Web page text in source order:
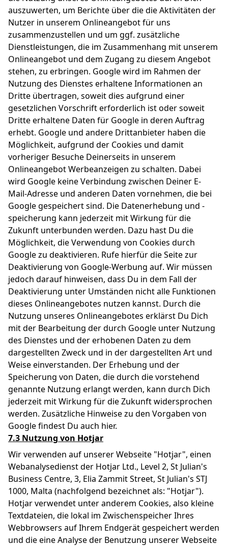
auszuwerten, um Berichte über die die Aktivitäten der
Nutzer in unserem Onlineangebot für uns
zusammenzustellen und um ggf. zusätzliche
Dienstleistungen, die im Zusammenhang mit unserem
Onlineangebot und dem Zugang zu diesem Angebot
stehen, zu erbringen. Google wird im Rahmen der
Nutzung des Dienstes erhaltene Informationen an
Dritte übertragen, soweit dies aufgrund einer
gesetzlichen Vorschrift erforderlich ist oder soweit
Dritte erhaltene Daten für Google in deren Auftrag
erhebt. Google und andere Drittanbieter haben die
Möglichkeit, aufgrund der Cookies und damit
vorheriger Besuche Deinerseits in unserem
Onlineangebot Werbeanzeigen zu schalten. Dabei
wird Google keine Verbindung zwischen Deiner E-
Mail-Adresse und anderen Daten vornehmen, die bei
Google gespeichert sind. Die Datenerhebung und -
speicherung kann jederzeit mit Wirkung für die
Zukunft unterbunden werden. Dazu hast Du die
Möglichkeit, die Verwendung von Cookies durch
Google zu deaktivieren. Rufe hierfür die Seite zur
Deaktivierung von Google-Werbung auf. Wir müssen
jedoch darauf hinweisen, dass Du in dem Fall der
Deaktivierung unter Umständen nicht alle Funktionen
dieses Onlineangebotes nutzen kannst. Durch die
Nutzung unseres Onlineangebotes erklärst Du Dich
mit der Bearbeitung der durch Google unter Nutzung
des Dienstes und der erhobenen Daten zu dem
dargestellten Zweck und in der dargestellten Art und
Weise einverstanden. Der Erhebung und der
Speicherung von Daten, die durch die vorstehend
genannte Nutzung erlangt werden, kann durch Dich
jederzeit mit Wirkung für die Zukunft widersprochen
werden. Zusätzliche Hinweise zu den Vorgaben von
Google findest Du auch hier.
7.3 Nutzung von Hotjar
Wir verwenden auf unserer Webseite "Hotjar", einen
Webanalysedienst der Hotjar Ltd., Level 2, St Julian's
Business Centre, 3, Elia Zammit Street, St Julian's STJ
1000, Malta (nachfolgend bezeichnet als: "Hotjar").
Hotjar verwendet unter anderem Cookies, also kleine
Textdateien, die lokal im Zwischenspeicher Ihres
Webbrowsers auf Ihrem Endgerät gespeichert werden
und die eine Analyse der Benutzung unserer Webseite